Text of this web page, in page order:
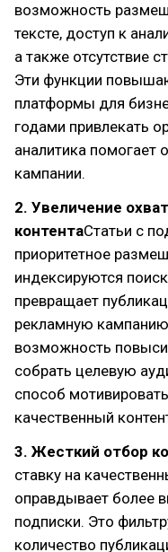
возможность
тексте, доступ к
а также отсутствие
Эти функции
платформы для
годами привлекать
аналитика помогает
кампании.
2. Увеличение
контентаСтатьи с
приоритетное
индексируются
превращает
рекламную
возможность
собрать целевую
способ
качественный
3. Жесткий отбор
ставку на
оправдывает более
подписки. Это
количество